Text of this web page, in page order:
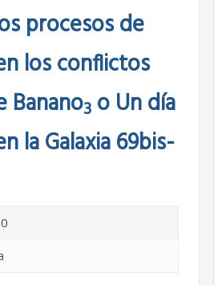
procesos de
los conflictos
Banano3o Un día
la Galaxia 69bis-